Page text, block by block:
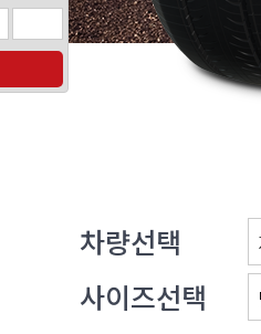
차량선택
사이즈선택